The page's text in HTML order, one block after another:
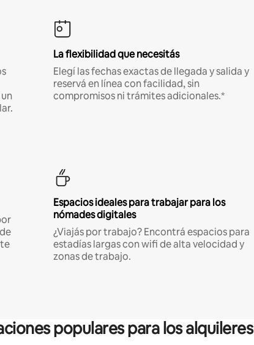
La flexibilidad que necesitás
Elegí las fechas exactas de llegada y salida y
reservá en línea con facilidad, sin
compromisos ni trámites adicionales.*
Espacios ideales para trabajar para los
nómades digitales
¿Viajás por trabajo? Encontrá espacios para
estadías largas con wifi de alta velocidad y
zonas de trabajo.
populares para los